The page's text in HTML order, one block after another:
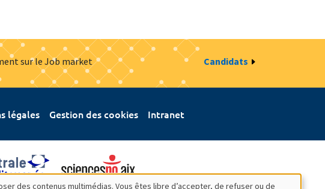
sur le Job market Candidats
légales Gestion des cookies Intranet
des contenus multimédias. Vous êtes libre d’accepter, de refuser ou de